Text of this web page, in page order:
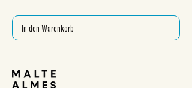
In den Warenkorb